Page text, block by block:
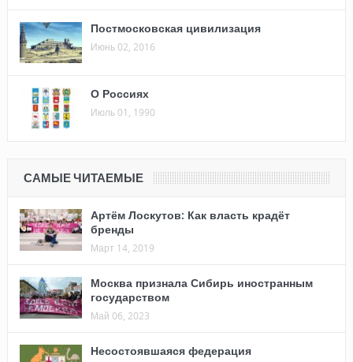
Постмосковская цивилизация
Июнь 02, 2016
О Россиях
Июль 01, 1990
САМЫЕ ЧИТАЕМЫЕ
Артём Лоскутов: Как власть крадёт
бренды
Март 14, 2019
Москва признала Сибирь иностранным
государством
Май 06, 2023
Несостоявшаяся федерация